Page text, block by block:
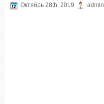
Октябрь 28th, 2019 admin